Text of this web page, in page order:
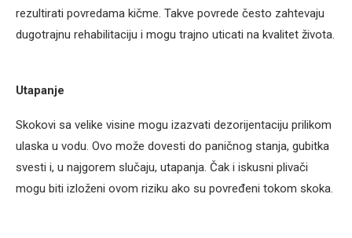
rezultirati povredama kičme. Takve povrede često zahtevaju
dugotrajnu rehabilitaciju i mogu trajno uticati na kvalitet života.
Utapanje
Skokovi sa velike visine mogu izazvati dezorijentaciju prilikom
ulaska u vodu. Ovo može dovesti do paničnog stanja, gubitka
svesti i, u najgorem slučaju, utapanja. Čak i iskusni plivači
mogu biti izloženi ovom riziku ako su povređeni tokom skoka.